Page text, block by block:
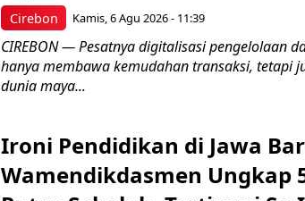
Cirebon Kamis, 6 Agu 2026 - 11:39
CIREBON — Pesatnya digitalisasi pengelolaan
hanya membawa kemudahan transaksi, tetapi
dunia maya...
Ironi Pendidikan di Jawa
Wamendikdasmen Ungkap